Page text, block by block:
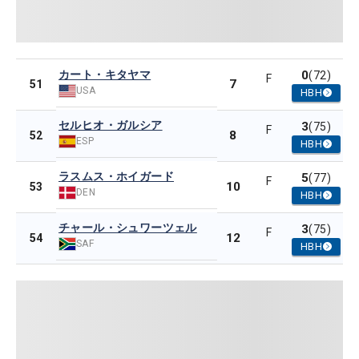
51
カート・キタヤマ
USA 7 F 0(72)
HBH
52
セルヒオ・ガルシア
ESP 8 F 3(75)
HBH
53
ラスムス・ホイガード
DEN 10 F 5(77)
HBH
54
チャール・シュワーツェル
SAF 12 F 3(75)
HBH